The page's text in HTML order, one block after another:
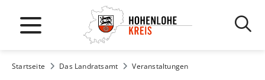
Startseite Das Landratsamt Veranstaltungen